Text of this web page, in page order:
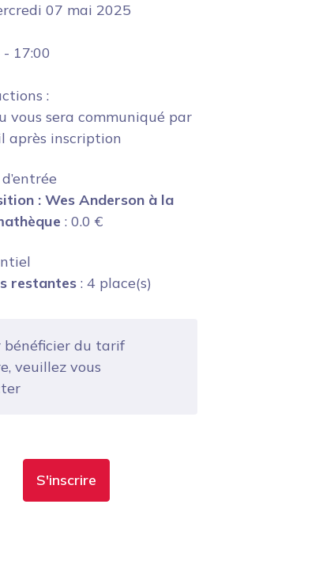
07 mai 2025
- 17:00
:
vous sera communiqué par
après inscription
: Wes Anderson à la
: 0.0 €
restantes : 4 place(s)
du tarif
veuillez vous
S'inscrire